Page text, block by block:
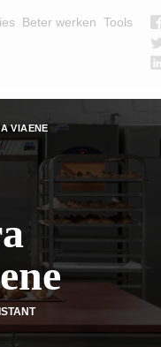
Beter werken Tools
VIAENE